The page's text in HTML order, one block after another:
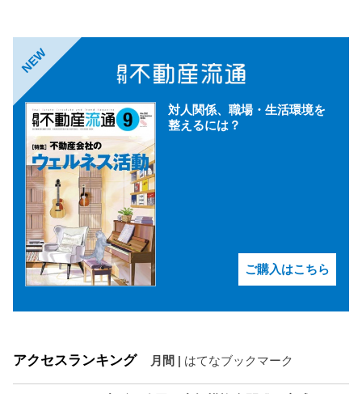
NEW
対人関係、職場・生活環境を
整えるには？
ご購入はこちら
アクセスランキング 月間 はてなブックマーク